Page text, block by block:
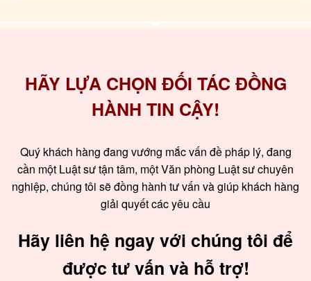
HÃY LỰA CHỌN ĐỐI TÁC ĐỒNG
HÀNH TIN CẬY!
Quý khách hàng đang vướng mắc vấn đề pháp lý, đang
cần một Luật sư tận tâm, một Văn phòng Luật sư chuyên
nghiệp, chúng tôi sẽ đồng hành tư vấn và giúp khách hàng
giải quyết các yêu cầu
Hãy liên hệ ngay với chúng tôi để
được tư vấn và hỗ trợ!